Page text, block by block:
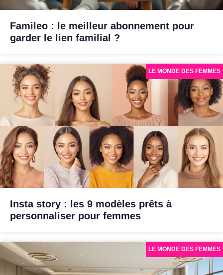
Famileo : le meilleur abonnement pour
garder le lien familial ?
Insta story : les 9 modèles prêts à
personnaliser pour femmes
LE MONDE DES FEMMES
LE MONDE DES FEMMES